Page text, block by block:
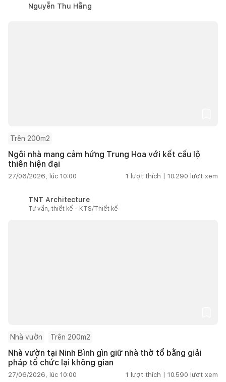
Nguyễn Thu Hằng
Trên 200m2
Ngôi nhà mang cảm hứng Trung Hoa với kết cấu lộ
thiên hiện đại
27/06/2026, lúc 10:00 1 lượt thích | 10.290 lượt xem
TNT Architecture
Tư vấn, thiết kế - KTS/Thiết kế
Nhà vườn Trên 200m2
Nhà vườn tại Ninh Bình gìn giữ nhà thờ tổ bằng giải
pháp tổ chức lại không gian
27/06/2026, lúc 10:00 1 lượt thích | 10.590 lượt xem